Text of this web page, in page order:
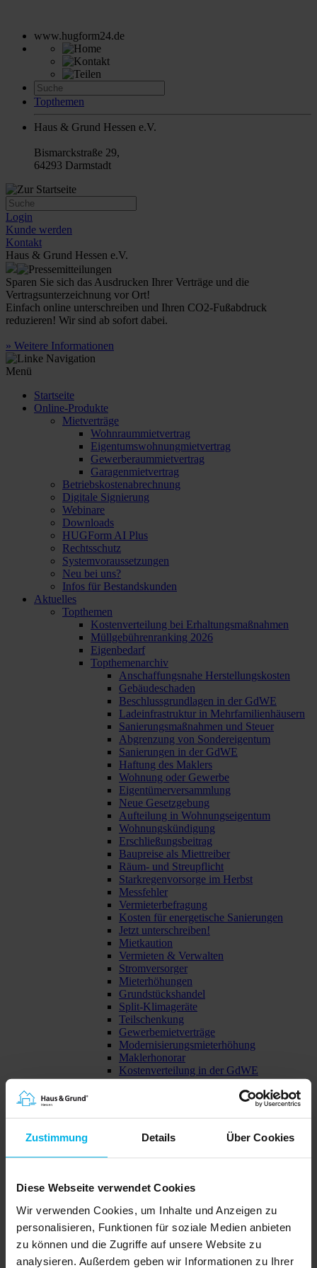
Zustimmung Details Über Cookies
Diese Webseite verwendet Cookies
Wir verwenden Cookies, um Inhalte und Anzeigen zu
personalisieren, Funktionen für soziale Medien anbieten
zu können und die Zugriffe auf unsere Website zu
analysieren. Außerdem geben wir Informationen zu Ihrer
www.hugform24.de
Topthemen
Haus & Grund Hessen e.V.
Bismarckstraße 29,
64293 Darmstadt
Login
Kunde werden
Kontakt
Haus & Grund Hessen e.V.
Sparen Sie sich das Ausdrucken Ihrer Verträge und die
Vertragsunterzeichnung vor Ort!
Einfach online unterschreiben und Ihren CO2-Fußabdruck
reduzieren! Wir sind ab sofort dabei.
» Weitere Informationen
Menü
Startseite
Online-Produkte
Mietverträge
Wohnraummietvertrag
Eigentumswohnungmietvertrag
Gewerberaummietvertrag
Garagenmietvertrag
Betriebskostenabrechnung
Digitale Signierung
Webinare
Downloads
HUGForm AI Plus
Rechtsschutz
Systemvoraussetzungen
Neu bei uns?
Infos für Bestandskunden
Aktuelles
Topthemen
Kostenverteilung bei Erhaltungsmaßnahmen
Müllgebührenranking 2026
Eigenbedarf
Topthemenarchiv
Anschaffungsnahe Herstellungskosten
Gebäudeschaden
Beschlussgrundlagen in der GdWE
Ladeinfrastruktur in Mehrfamilienhäusern
Sanierungsmaßnahmen und Steuer
Abgrenzung von Sondereigentum
Sanierungen in der GdWE
Haftung des Maklers
Wohnung oder Gewerbe
Eigentümerversammlung
Neue Gesetzgebung
Aufteilung in Wohnungseigentum
Wohnungskündigung
Erschließungsbeitrag
Baupreise als Miettreiber
Räum- und Streupflicht
Starkregenvorsorge im Herbst
Messfehler
Vermieterbefragung
Kosten für energetische Sanierungen
Jetzt unterschreiben!
Mietkaution
Vermieten & Verwalten
Stromversorger
Mieterhöhungen
Grundstückshandel
Split-Klimageräte
Teilschenkung
Gewerbemietverträge
Modernisierungsmieterhöhung
Maklerhonorar
Kostenverteilung in der GdWE
Vermietete Eigentumswohnung
Mietrechtliche Aspekte zum E-Bike-Trend
Schriftform ade
Lärm im Mehrfamilienhaus
Grundsteuer
Datenschutz
Elektronische Rechnungen
Urteil zur Mietkaution
Sanierungsmaßnahmen
Entwicklung am Immobilienmarkt